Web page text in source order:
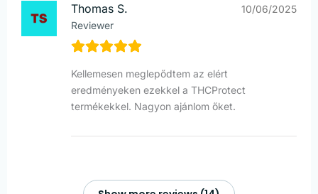
Thomas S.
Reviewer
10/06/2025
Kellemesen meglepődtem az elért
eredményeken ezekkel a THCProtect
termékekkel. Nagyon ajánlom őket.